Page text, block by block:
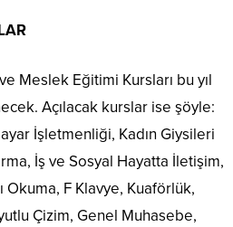
Meslek Eğitimi Kursları bu yıl
Açılacak kurslar ise şöyle:
İşletmenliği, Kadın Giysileri
İş ve Sosyal Hayatta İletişim,
Okuma, F Klavye, Kuaförlük,
Çizim, Genel Muhasebe,